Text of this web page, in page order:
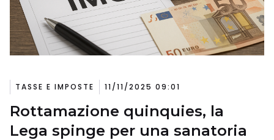
TASSE E IMPOSTE 11/11/2025 09:01
Rottamazione quinquies, la
Lega spinge per una sanatoria